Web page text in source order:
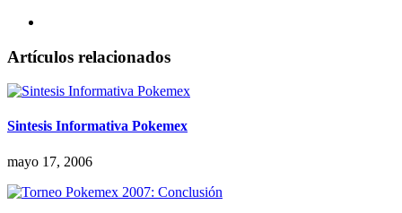
Artículos relacionados
Sintesis Informativa Pokemex
mayo 17, 2006